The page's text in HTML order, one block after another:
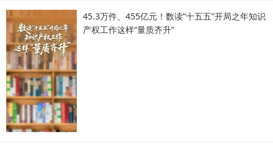
45.3万件、455亿元！数读“十五五”开局之年知识
产权工作这样“量质齐升”